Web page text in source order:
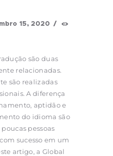
15, 2020
são duas
relacionadas.
são realizadas
A diferença
aptidão e
do idioma são
pessoas
sucesso em um
artigo, a Global